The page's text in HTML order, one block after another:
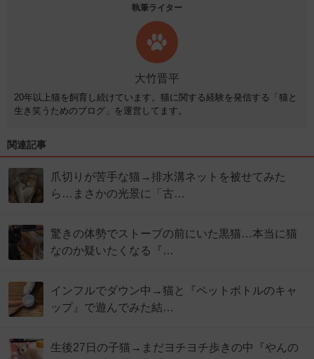
執筆ライター
大竹晋平
20年以上猫を飼育し続けています。猫に関する経験を発信する「猫と
生き笑うためのブログ」を運営してます。
関連記事
爪切りが苦手な猫→排水溝ネットを被せてみた
ら…まさかの光景に「古…
驚きの体勢でストーブの前にいた黒猫…本当に猫
なのか疑いたくなる『…
インフルでダウン中→猫と『ペットボトルのキャ
ップ』で遊んでみた結…
生後27日の子猫→まだヨチヨチ歩きの中『やんの